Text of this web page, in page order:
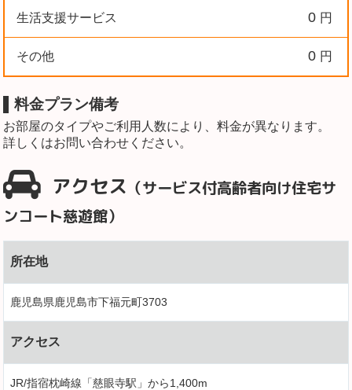
生活支援サービス 0 円
その他 0 円
料金プラン備考
お部屋のタイプやご利用人数により、料金が異なります。
詳しくはお問い合わせください。
アクセス （サービス付高齢者向け住宅サ
ンコート慈遊館）
所在地
鹿児島県鹿児島市下福元町3703
アクセス
JR/指宿枕崎線「慈眼寺駅」から1,400m